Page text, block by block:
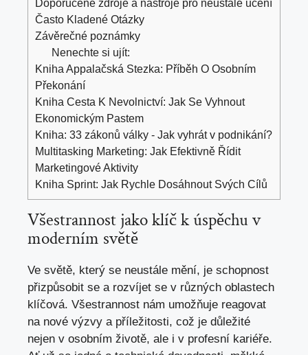
Doporučené zdroje a nástroje pro neustálé učení
Často Kladené Otázky
Závěrečné poznámky
Nenechte si ujít:
Kniha Appalačská Stezka: Příběh O Osobním
Překonání
Kniha Cesta K Nevolnictví: Jak Se Vyhnout
Ekonomickým Pastem
Kniha: 33 zákonů války - Jak vyhrát v podnikání?
Multitasking Marketing: Jak Efektivně Řídit
Marketingové Aktivity
Kniha Sprint: Jak Rychle Dosáhnout Svých Cílů
Všestrannost jako klíč⁤ k úspěchu v
moderním světě
Ve světě, který ⁢se neustále mění, je⁢ schopnost
přizpůsobit se⁣ a rozvíjet se v různých oblastech
klíčová. Všestrannost nám umožňuje reagovat
na nové ​výzvy a příležitosti, což je důležité
nejen v osobním životě, ale i v profesní kariéře.